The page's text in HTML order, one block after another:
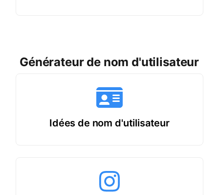
Générateur de nom d'utilisateur
Idées de nom d'utilisateur